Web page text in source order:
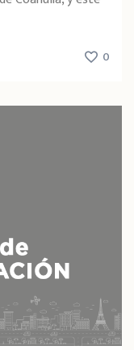
0